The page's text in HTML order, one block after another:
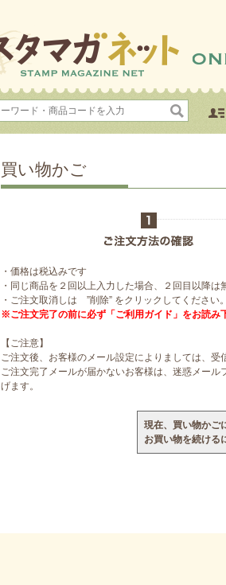
買い物かご
・価格は税込みです
・同じ商品を２回以上入力した場合、２回目以降
・ご注文取消しは ”削除” をクリックしてください。
※ご注文完了の前に必ず「ご利用ガイド」をお読み
【ご注意】
ご注文後、お客様のメール設定によりましては、
ご注文完了メールが届かないお客様は、迷惑メー
げます。
現在、買い物かご
お買い物を続ける